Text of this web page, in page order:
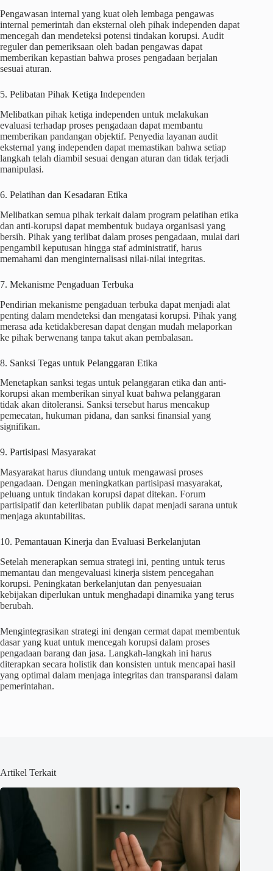
Pengawasan internal yang kuat oleh lembaga pengawas
internal pemerintah dan eksternal oleh pihak independen dapat
mencegah dan mendeteksi potensi tindakan korupsi. Audit
reguler dan pemeriksaan oleh badan pengawas dapat
memberikan kepastian bahwa proses pengadaan berjalan
sesuai aturan.
5. Pelibatan Pihak Ketiga Independen
Melibatkan pihak ketiga independen untuk melakukan
evaluasi terhadap proses pengadaan dapat membantu
memberikan pandangan objektif. Penyedia layanan audit
eksternal yang independen dapat memastikan bahwa setiap
langkah telah diambil sesuai dengan aturan dan tidak terjadi
manipulasi.
6. Pelatihan dan Kesadaran Etika
Melibatkan semua pihak terkait dalam program pelatihan etika
dan anti-korupsi dapat membentuk budaya organisasi yang
bersih. Pihak yang terlibat dalam proses pengadaan, mulai dari
pengambil keputusan hingga staf administratif, harus
memahami dan menginternalisasi nilai-nilai integritas.
7. Mekanisme Pengaduan Terbuka
Pendirian mekanisme pengaduan terbuka dapat menjadi alat
penting dalam mendeteksi dan mengatasi korupsi. Pihak yang
merasa ada ketidakberesan dapat dengan mudah melaporkan
ke pihak berwenang tanpa takut akan pembalasan.
8. Sanksi Tegas untuk Pelanggaran Etika
Menetapkan sanksi tegas untuk pelanggaran etika dan anti-
korupsi akan memberikan sinyal kuat bahwa pelanggaran
tidak akan ditoleransi. Sanksi tersebut harus mencakup
pemecatan, hukuman pidana, dan sanksi finansial yang
signifikan.
9. Partisipasi Masyarakat
Masyarakat harus diundang untuk mengawasi proses
pengadaan. Dengan meningkatkan partisipasi masyarakat,
peluang untuk tindakan korupsi dapat ditekan. Forum
partisipatif dan keterlibatan publik dapat menjadi sarana untuk
menjaga akuntabilitas.
10. Pemantauan Kinerja dan Evaluasi Berkelanjutan
Setelah menerapkan semua strategi ini, penting untuk terus
memantau dan mengevaluasi kinerja sistem pencegahan
korupsi. Peningkatan berkelanjutan dan penyesuaian
kebijakan diperlukan untuk menghadapi dinamika yang terus
berubah.
Mengintegrasikan strategi ini dengan cermat dapat membentuk
dasar yang kuat untuk mencegah korupsi dalam proses
pengadaan barang dan jasa. Langkah-langkah ini harus
diterapkan secara holistik dan konsisten untuk mencapai hasil
yang optimal dalam menjaga integritas dan transparansi dalam
pemerintahan.
Artikel Terkait